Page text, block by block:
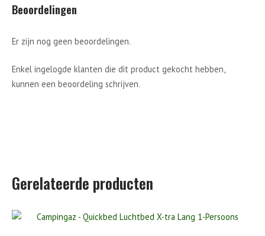
Beoordelingen
Er zijn nog geen beoordelingen.
Enkel ingelogde klanten die dit product gekocht hebben,
kunnen een beoordeling schrijven.
Gerelateerde producten